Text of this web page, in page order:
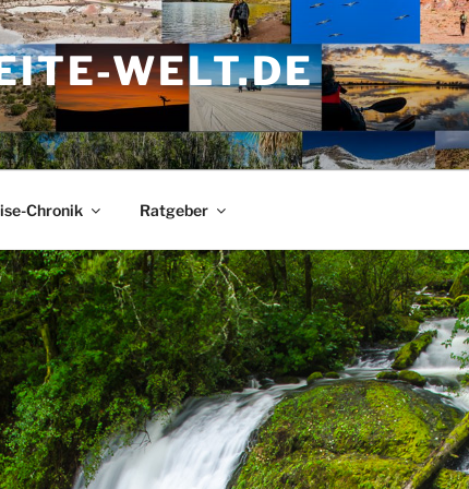
WELT.DE
Chronik Ratgeber